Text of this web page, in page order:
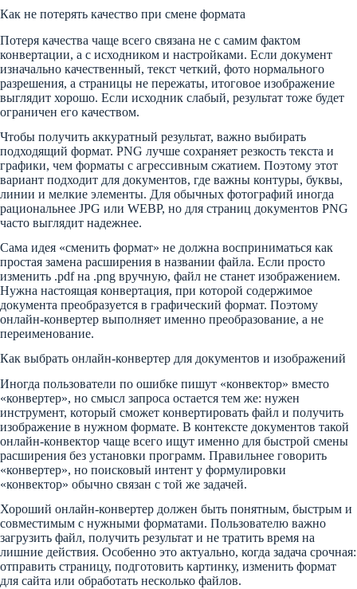
Как не потерять качество при смене формата
Потеря качества чаще всего связана не с самим фактом
конвертации, а с исходником и настройками. Если документ
изначально качественный, текст четкий, фото нормального
разрешения, а страницы не пережаты, итоговое изображение
выглядит хорошо. Если исходник слабый, результат тоже будет
ограничен его качеством.
Чтобы получить аккуратный результат, важно выбирать
подходящий формат. PNG лучше сохраняет резкость текста и
графики, чем форматы с агрессивным сжатием. Поэтому этот
вариант подходит для документов, где важны контуры, буквы,
линии и мелкие элементы. Для обычных фотографий иногда
рациональнее JPG или WEBP, но для страниц документов PNG
часто выглядит надежнее.
Сама идея «сменить формат» не должна восприниматься как
простая замена расширения в названии файла. Если просто
изменить .pdf на .png вручную, файл не станет изображением.
Нужна настоящая конвертация, при которой содержимое
документа преобразуется в графический формат. Поэтому
онлайн-конвертер выполняет именно преобразование, а не
переименование.
Как выбрать онлайн-конвертер для документов и изображений
Иногда пользователи по ошибке пишут «конвектор» вместо
«конвертер», но смысл запроса остается тем же: нужен
инструмент, который сможет конвертировать файл и получить
изображение в нужном формате. В контексте документов такой
онлайн-конвектор чаще всего ищут именно для быстрой смены
расширения без установки программ. Правильнее говорить
«конвертер», но поисковый интент у формулировки
«конвектор» обычно связан с той же задачей.
Хороший онлайн-конвертер должен быть понятным, быстрым и
совместимым с нужными форматами. Пользователю важно
загрузить файл, получить результат и не тратить время на
лишние действия. Особенно это актуально, когда задача срочная:
отправить страницу, подготовить картинку, изменить формат
для сайта или обработать несколько файлов.